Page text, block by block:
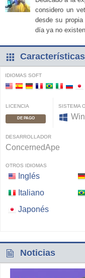
considero un
desde su
día ya no
Características
IDIOMAS SOFT
LICENCIA
DE PAGO
SISTEMA
DESARROLLADOR
ConcernedApe
OTROS IDIOMAS
Inglés
Italiano
Japonés
Noticias